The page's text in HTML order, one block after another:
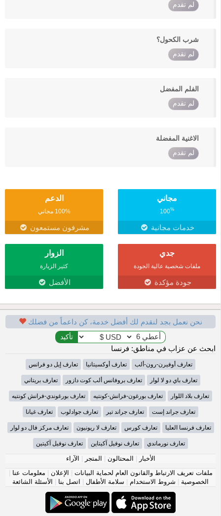
لم تقدم
شرب الكحول؟
لم تقدم
الفلم المفضل
لم تقدم
الاغنية المفضلة
لم تقدم
مجاني
100%
خدمات مجانية
الدعم
100% مجاني
مشرفون مستمعون
جدي
ملفات شخصية عالية الجودة
جودة مؤكدة
الزوار
كثير الزيارة
الأفضل
نحن نعمل بجد لنقدم لك أفضل خدمة، كن داعماً من فضلك
ابحث عن عزاب في مناطق: فرنسا
تعارف أوفيرن-رون-ألب تعارف أوكسيتانيا تعارف إيل دو فرانس
تعارف باي دو لا لوار تعارف بروفانس ألب كوت دازور تعارف بريتاني
تعارف بلاد اللوار تعارف بورغون-فرانش-كونتيه تعارف بورغوندي-فرانش كونتيه
تعارف جراند إست تعارف جراند تير تعارف جوادلوب تعارف غيانا
تعارف فرنسا العليا تعارف كورس تعارف لا ريونيون تعارف مركز فال دو لوار
تعارف نورماندي تعارف نوفيل آكيتاين تعارف نوفيل آكيتين
الأخبار | المحتالون | المتجر | الآراء
ملفات تعريف الارتباط والقانون العام لحماية البيانات | الإعلان | معلومات عنا |
الخصوصية | شروط الاستخدام | سلامة الأطفال | اتصل بنا | الأسئلة الشائعة